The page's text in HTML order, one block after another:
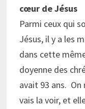
cœur de Jésus
Parmi ceux qui
Jésus, il y a les
dans cette
doyenne des
avait 93 ans.
vais la voir, et